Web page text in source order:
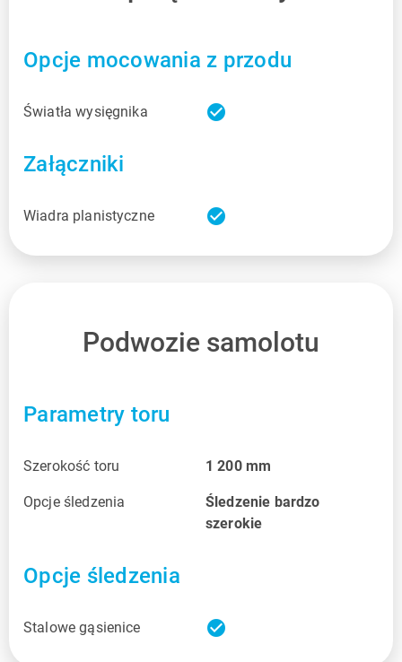
Opcje mocowania z przodu
Światła wysięgnika check_circle
Załączniki
Wiadra planistyczne check_circle
Podwozie samolotu
Parametry toru
Szerokość toru 1 200 mm
Opcje śledzenia
Śledzenie bardzo
szerokie
Opcje śledzenia
Stalowe gąsienice check_circle